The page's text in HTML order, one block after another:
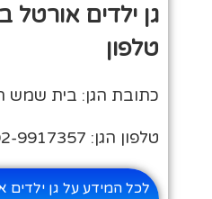
גן ילדים
טלפון
כתובת הגן: בית שמש
טלפון הגן: 02-9917357
לכל המידע על גן ילדים